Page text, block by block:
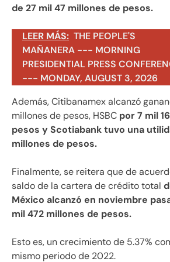
de 27 mil 47 millones de pesos.
LEER MÁS: THE PEOPLE'S
MAÑANERA --- MORNING
PRESIDENTIAL PRESS
--- MONDAY, AUGUST 3, 2026
Además, Citibanamex alcanzó
millones de pesos, HSBC por 7 mil
pesos y Scotiabank tuvo una
millones de pesos.
Finalmente, se reitera que de
saldo de la cartera de crédito total
México alcanzó en noviembre
mil 472 millones de pesos.
Esto es, un crecimiento de 5.37%
mismo periodo de 2022.